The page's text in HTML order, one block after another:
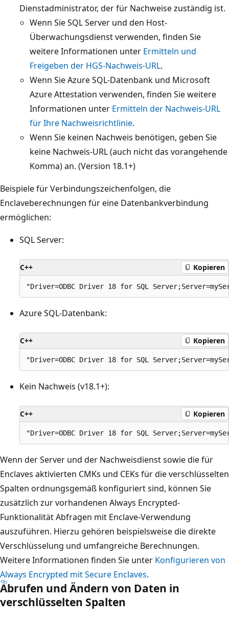
Dienstadministrator, der für Nachweise zuständig ist.
Wenn Sie SQL Server und den Host-
Überwachungsdienst verwenden, finden Sie
weitere Informationen unter Ermitteln und
Freigeben der HGS-Nachweis-URL.
Wenn Sie Azure SQL-Datenbank und Microsoft
Azure Attestation verwenden, finden Sie weitere
Informationen unter Ermitteln der Nachweis-URL
für Ihre Nachweisrichtlinie.
Wenn Sie keinen Nachweis benötigen, geben Sie
keine Nachweis-URL (auch nicht das vorangehende
Komma) an. (Version 18.1+)
Beispiele für Verbindungszeichenfolgen, die
Enclaveberechnungen für eine Datenbankverbindung
ermöglichen:
SQL Server:
C++ Kopieren
Azure SQL-Datenbank:
C++ Kopieren
Kein Nachweis (v18.1+):
C++ Kopieren
Wenn der Server und der Nachweisdienst sowie die für
Enclaves aktivierten CMKs und CEKs für die verschlüsselten
Spalten ordnungsgemäß konfiguriert sind, können Sie
zusätzlich zur vorhandenen Always Encrypted-
Funktionalität Abfragen mit Enclave-Verwendung
auszuführen. Hierzu gehören beispielsweise die direkte
Verschlüsselung und umfangreiche Berechnungen.
Weitere Informationen finden Sie unter Konfigurieren von
Always Encrypted mit Secure Enclaves.
Abrufen und Ändern von Daten in
verschlüsselten Spalten